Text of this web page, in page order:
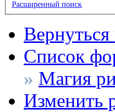
Расширенный поиск
Вернуться
Список
» Магия
Изменить